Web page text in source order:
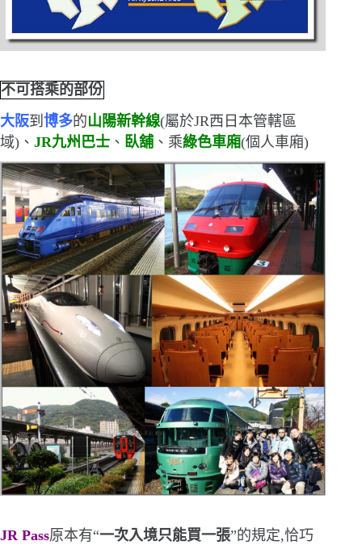
不可搭乘的部份
大阪到 博多的山陽新幹線(屬於JR西日本管轄區
域) 、 JR九州巴士 、 臥舖 、乘綠色車廂(個人車廂)
JR Pass原本有“一次入境只能買一張”的規定,恰巧